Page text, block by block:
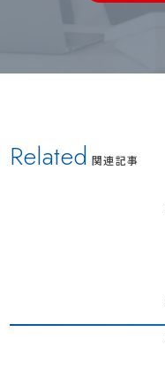
Related 関連記事